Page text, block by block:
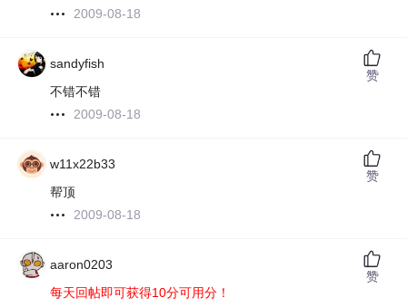
2009-08-18
sandyfish
不错不错
2009-08-18
赞
w11x22b33
帮顶
2009-08-18
赞
aaron0203
每天回帖即可获得10分可用分！
赞